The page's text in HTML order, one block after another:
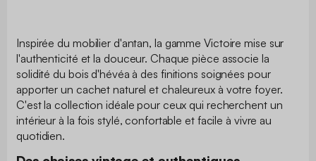
Inspirée du mobilier d'antan, la gamme Victoire mise sur
l'authenticité et la douceur. Chaque pièce associe la
solidité du bois d'hévéa à des finitions soignées pour
apporter un cachet naturel et chaleureux à votre foyer.
C'est la collection idéale pour ceux qui recherchent un
intérieur à la fois stylé, confortable et facile à vivre au
quotidien.